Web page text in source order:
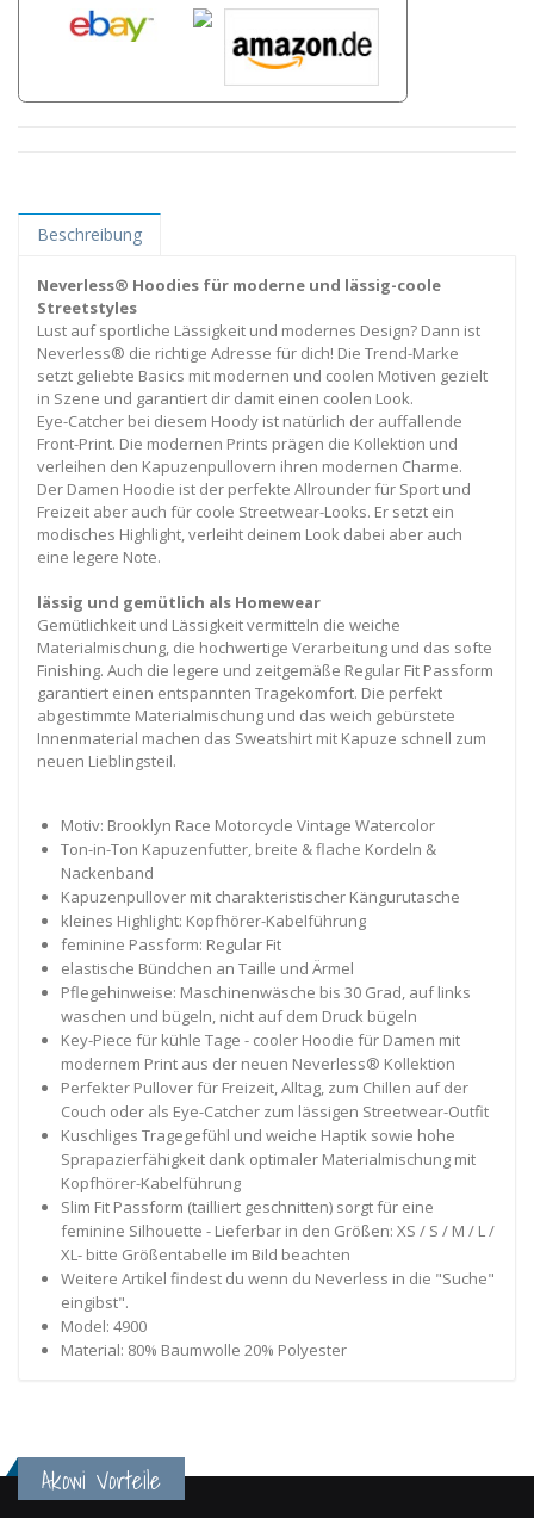
Beschreibung
Neverless® Hoodies für moderne und lässig-coole
Streetstyles
Lust auf sportliche Lässigkeit und modernes Design? Dann ist
Neverless® die richtige Adresse für dich! Die Trend-Marke
setzt geliebte Basics mit modernen und coolen Motiven gezielt
in Szene und garantiert dir damit einen coolen Look.
Eye-Catcher bei diesem Hoody ist natürlich der auffallende
Front-Print. Die modernen Prints prägen die Kollektion und
verleihen den Kapuzenpullovern ihren modernen Charme.
Der Damen Hoodie ist der perfekte Allrounder für Sport und
Freizeit aber auch für coole Streetwear-Looks. Er setzt ein
modisches Highlight, verleiht deinem Look dabei aber auch
eine legere Note.
lässig und gemütlich als Homewear
Gemütlichkeit und Lässigkeit vermitteln die weiche
Materialmischung, die hochwertige Verarbeitung und das softe
Finishing. Auch die legere und zeitgemäße Regular Fit Passform
garantiert einen entspannten Tragekomfort. Die perfekt
abgestimmte Materialmischung und das weich gebürstete
Innenmaterial machen das Sweatshirt mit Kapuze schnell zum
neuen Lieblingsteil.
Motiv: Brooklyn Race Motorcycle Vintage Watercolor
Ton-in-Ton Kapuzenfutter, breite & flache Kordeln &
Nackenband
Kapuzenpullover mit charakteristischer Kängurutasche
kleines Highlight: Kopfhörer-Kabelführung
feminine Passform: Regular Fit
elastische Bündchen an Taille und Ärmel
Pflegehinweise: Maschinenwäsche bis 30 Grad, auf links
waschen und bügeln, nicht auf dem Druck bügeln
Key-Piece für kühle Tage - cooler Hoodie für Damen mit
modernem Print aus der neuen Neverless® Kollektion
Perfekter Pullover für Freizeit, Alltag, zum Chillen auf der
Couch oder als Eye-Catcher zum lässigen Streetwear-Outfit
Kuschliges Tragegefühl und weiche Haptik sowie hohe
Sprapazierfähigkeit dank optimaler Materialmischung mit
Kopfhörer-Kabelführung
Slim Fit Passform (tailliert geschnitten) sorgt für eine
feminine Silhouette - Lieferbar in den Größen: XS / S / M / L /
XL- bitte Größentabelle im Bild beachten
Weitere Artikel findest du wenn du Neverless in die "Suche"
eingibst".
Model: 4900
Material: 80% Baumwolle 20% Polyester
Akowi Vorteile